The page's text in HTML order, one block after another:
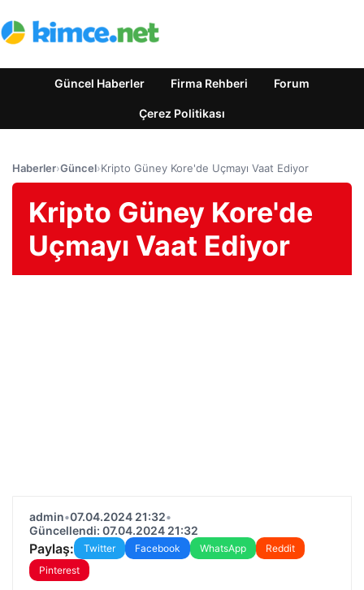
Güncel Haberler Firma Rehberi Forum
Çerez Politikası
Haberler›Güncel›Kripto Güney Kore'de Uçmayı Vaat Ediyor
Kripto Güney Kore'de
Uçmayı Vaat Ediyor
admin•07.04.2024 21:32•
Güncellendi: 07.04.2024 21:32
Paylaş: Twitter Facebook WhatsApp
Reddit
Pinterest